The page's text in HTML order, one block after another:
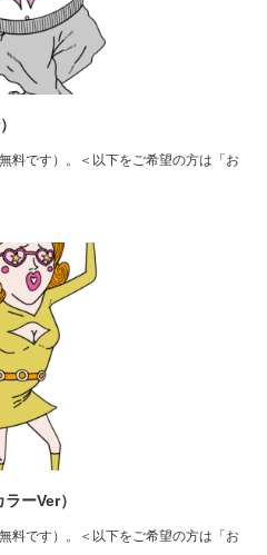
料です）。＜以下をご希望の方は「お
ーVer）
料です）。＜以下をご希望の方は「お